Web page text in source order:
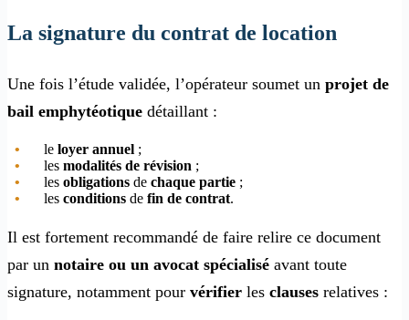
La signature du contrat de location
Une fois l’étude validée, l’opérateur soumet un projet de
bail emphytéotique détaillant :
le loyer annuel ;
les modalités de révision ;
les obligations de chaque partie ;
les conditions de fin de contrat.
Il est fortement recommandé de faire relire ce document
par un notaire ou un avocat spécialisé avant toute
signature, notamment pour vérifier les clauses relatives :